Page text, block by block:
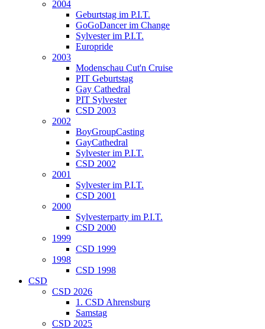
2004
Geburtstag im P.I.T.
GoGoDancer im Change
Sylvester im P.I.T.
Europride
2003
Modenschau Cut'n Cruise
PIT Geburtstag
Gay Cathedral
PIT Sylvester
CSD 2003
2002
BoyGroupCasting
GayCathedral
Sylvester im P.I.T.
CSD 2002
2001
Sylvester im P.I.T.
CSD 2001
2000
Sylvesterparty im P.I.T.
CSD 2000
1999
CSD 1999
1998
CSD 1998
CSD
CSD 2026
1. CSD Ahrensburg
Samstag
CSD 2025